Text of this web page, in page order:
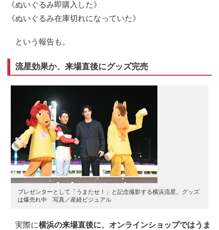
《ぬいぐるみ即購入した》
《ぬいぐるみ在庫切れになっていた》
という報告も。
流星効果か、来場直後にグッズ完売
プレゼンターとして「うまたせ！」と記念撮影する横浜流星。グッズ
は爆売れ中 写真／産経ビジュアル
実際に横浜の来場直後に、オンラインショップではうま